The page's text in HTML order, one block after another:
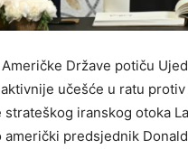
Države potiču
učešće u ratu
strateškog iranskog otoka
američki predsjednik